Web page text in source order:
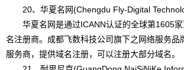
20、华夏名网(Chengdu Fly-Digital
华夏名网是通过ICANN认证的全球第1605家
名注册商。成都飞数科技公司旗下之网络服务
服务商，提供域名注册，可以注册大部分域名。